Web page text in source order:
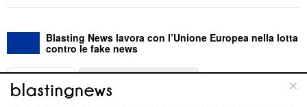
Blasting News lavora con l’Unione Europea nella lotta
contro le fake news
ABOUT